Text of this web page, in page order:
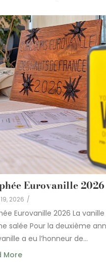
Eurovanille 2026
2026 /
Eurovanille 2026 La
salée Pour la deuxième
a eu l’honneur de...
More